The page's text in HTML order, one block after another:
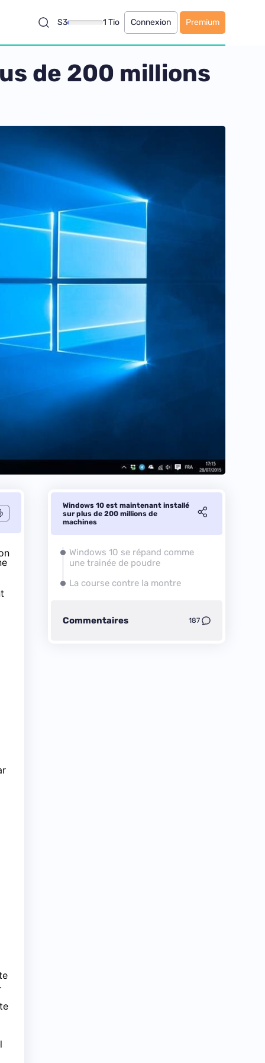
S3 1 Tio Connexion Premium
de 200 millions
Windows 10 est maintenant installé
sur plus de 200 millions de
machines
Windows 10 se répand comme
une trainée de poudre
La course contre la montre
Commentaires 187